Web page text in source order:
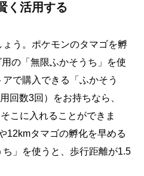
く活用する
う。ポケモンのタマゴを孵
の「無限ふかそうち」を使
で購入できる「ふかそう
回数3回）をお持ちなら、
こに入れることができま
12kmタマゴの孵化を早める
」を使うと、歩行距離が1.5